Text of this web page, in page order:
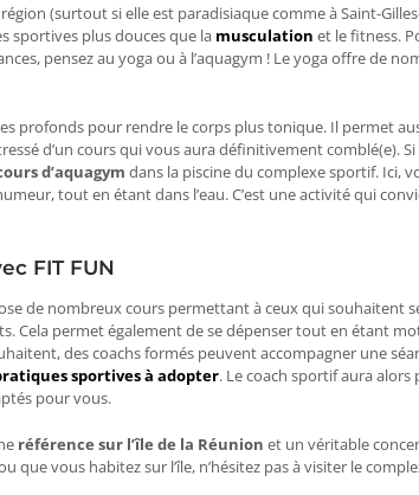
(surtout si elle est paradisiaque comme à Saint-
sportives plus douces que la musculation et le fitness.
pensez au yoga ou à l’aquagym ! Le yoga offre de
profonds pour rendre le corps plus tonique. Il permet
d’un cours qui vous aura définitivement comblé(e).
d’aquagym dans la piscine du complexe sportif. Ici,
tout en étant dans l’eau. C’est une activité qui
FIT FUN
de nombreux cours permettant à ceux qui souhaitent
Cela permet également de se dépenser tout en étant
des coachs formés peuvent accompagner une
sportives à adopter. Lecoach sportifaura alors
pour vous.
référence sur l’île de la Réunion et un véritable
que vous habitez sur l’île, n’hésitez pas à visiter le